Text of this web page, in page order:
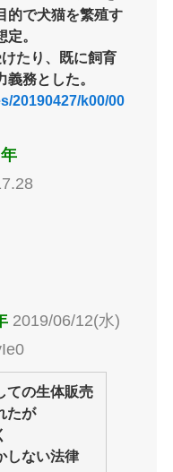
的で犬猫を繁殖す
。
たり、既に飼育
務とした。
20190427/k00/00
2019/06/12(水)
ての生体販売
たが
しない法律